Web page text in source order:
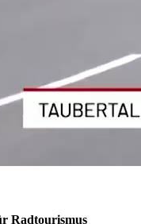
Radtourismus